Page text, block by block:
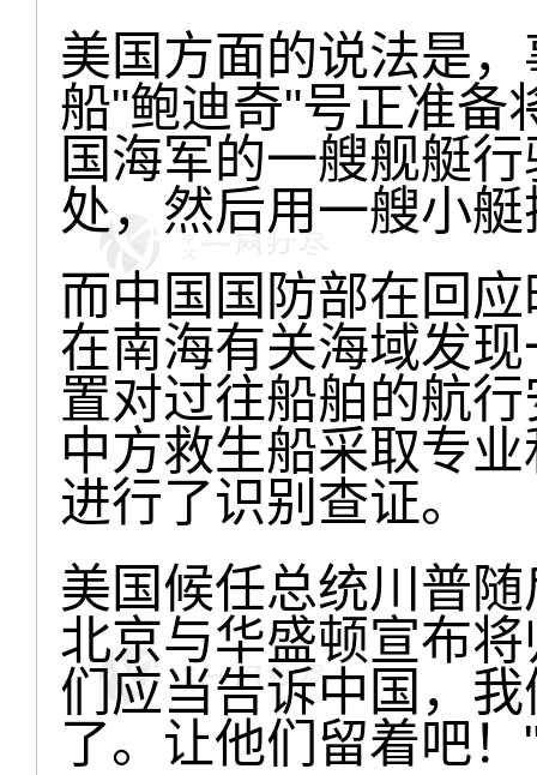
美国方面的说法是
船"鲍迪奇"号正准备
国海军的一艘舰艇
处，然后用一艘小
而中国国防部在回
在南海有关海域发
置对过往船舶的航
中方救生船采取专
进行了识别查证。
美国候任总统川普
北京与华盛顿宣布
们应当告诉中国，
了。让他们留着吧！